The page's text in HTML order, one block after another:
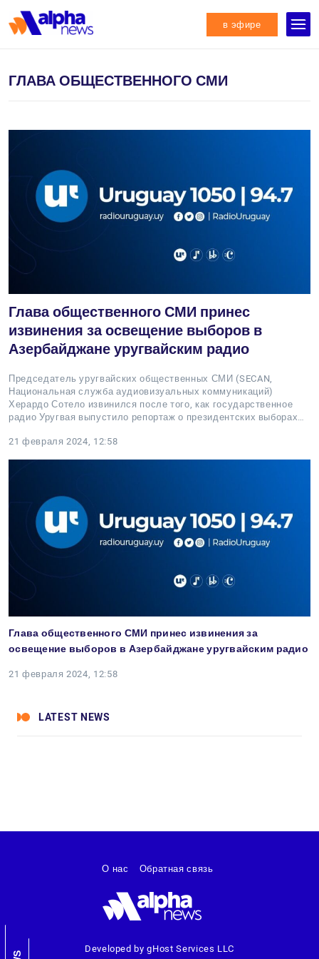
в эфире
ГЛАВА ОБЩЕСТВЕННОГО СМИ
Глава общественного СМИ принес
извинения за освещение выборов в
Азербайджане уругвайским радио
Председатель уругвайских общественных СМИ (SECAN,
Национальная служба аудиовизуальных коммуникаций)
Херардо Сотело извинился после того, как государственное
радио Уругвая выпустило репортаж о президентских выборах…
21 февраля 2024, 12:58
Глава общественного СМИ принес извинения за
освещение выборов в Азербайджане уругвайским радио
21 февраля 2024, 12:58
LATEST NEWS
Developed by gHost Services LLC
О нас Обратная связь